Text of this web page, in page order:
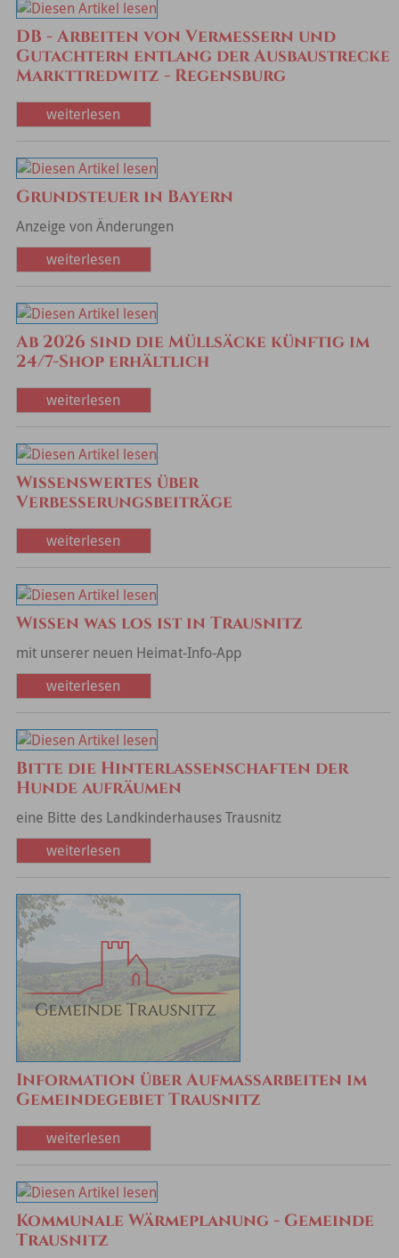
DB - Arbeiten von Vermessern und
Gutachtern entlang der Ausbaustrecke
Markttredwitz - Regensburg
weiterlesen
Grundsteuer in Bayern
Anzeige von Änderungen
weiterlesen
Ab 2026 sind die Müllsäcke künftig im
24/7-Shop erhältlich
weiterlesen
Wissenswertes über
Verbesserungsbeiträge
weiterlesen
Wissen was los ist in Trausnitz
mit unserer neuen Heimat-Info-App
weiterlesen
Bitte die Hinterlassenschaften der
Hunde aufräumen
eine Bitte des Landkinderhauses Trausnitz
weiterlesen
Information über Aufmaßarbeiten im
Gemeindegebiet Trausnitz
weiterlesen
Kommunale Wärmeplanung - Gemeinde
Trausnitz